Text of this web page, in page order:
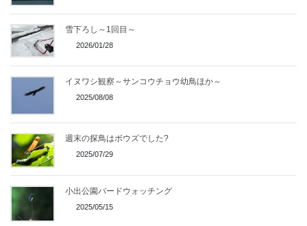
雪下ろし～1回目～
2026/01/28
イヌワシ観察～サンコウチョウ幼鳥ほか～
2025/08/08
週末の探鳥はボウズでした?
2025/07/29
小出公園バードウォッチング
2025/05/15